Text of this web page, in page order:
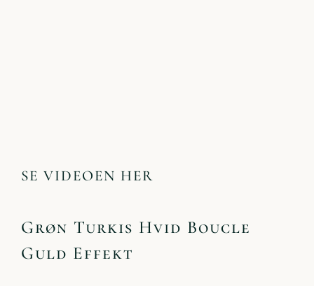
SE VIDEOEN HER
Grøn Turkis Hvid Boucle
Guld Effekt